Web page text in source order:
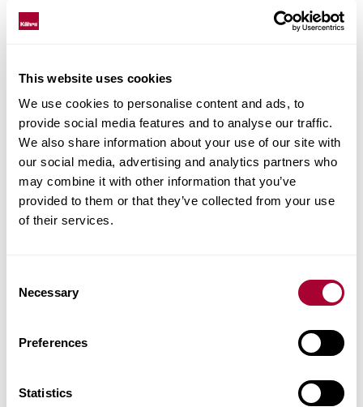
This website uses cookies
We use cookies to personalise content and ads, to
provide social media features and to analyse our traffic.
We also share information about your use of our site with
our social media, advertising and analytics partners who
may combine it with other information that you’ve
provided to them or that they’ve collected from your use
of their services.
Selection
Necessary
Preferences
Statistics
Esattamente nel cuore del quartiere
Sulla montagna di marmo
Attebo
Attebo